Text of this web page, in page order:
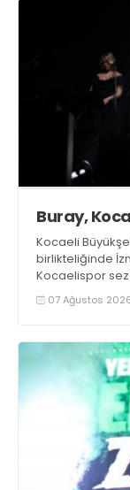
Buray,
Kocaeli
birlikteliğinde
Kocaelispor
Buray, verdiği
07 Ağustos